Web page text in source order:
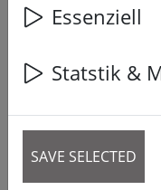
Essenziell
Statstik &
SAVE SELECTED